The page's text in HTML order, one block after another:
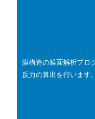
膜構造の膜面解析プロ
反力の算出を行います。